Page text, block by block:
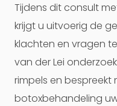
Tijdens dit consult
krijgt u uitvoerig de
klachten en vragen
van der Lei
rimpels en bespreekt
botoxbehandeling